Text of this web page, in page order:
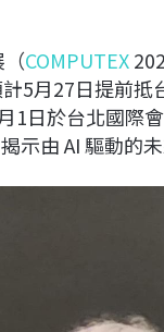
COMPUTEX
計5月27日提前
1日於台北國際
揭示由 AI 驅動的